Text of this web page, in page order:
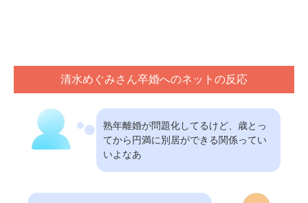
清水めぐみさん卒婚へのネットの反応
熟年離婚が問題化してるけど、歳とっ
てから円満に別居ができる関係ってい
いよなあ